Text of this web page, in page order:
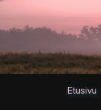
Etusivu